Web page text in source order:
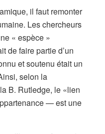
il faut remonter
Les chercheurs
« espèce »
de faire partie d’un
et soutenu était un
selon la
B. Rutledge, le «lien
— est une